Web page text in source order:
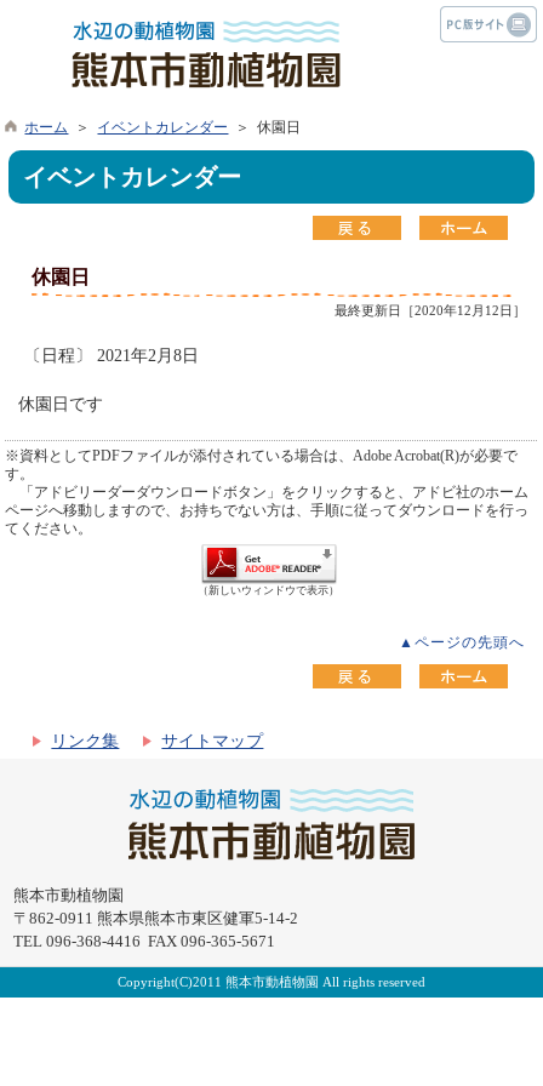
ホーム ＞ イベントカレンダー ＞ 休園日
イベントカレンダー
休園日
最終更新日［2020年12月12日］
〔日程〕 2021年2月8日
休園日です
※資料としてPDFファイルが添付されている場合は、Adobe Acrobat(R)が必要で
す。
「アドビリーダーダウンロードボタン」をクリックすると、アドビ社のホーム
ページへ移動しますので、お持ちでない方は、手順に従ってダウンロードを行っ
てください。
（新しいウィンドウで表示）
▲ページの先頭へ
リンク集 サイトマップ
熊本市動植物園
〒862-0911 熊本県熊本市東区健軍5-14-2
TEL 096-368-4416 FAX 096-365-5671
Copyright(C)2011 熊本市動植物園 All rights reserved